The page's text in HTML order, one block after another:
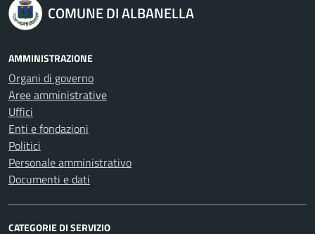
COMUNE DI ALBANELLA
AMMINISTRAZIONE
Organi di governo
Aree amministrative
Uffici
Enti e fondazioni
Politici
Personale amministrativo
Documenti e dati
CATEGORIE DI SERVIZIO